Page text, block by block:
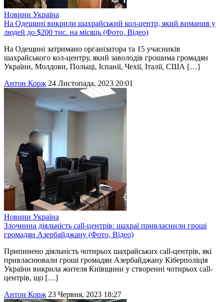
Новини Україна
На Одещині викрили шахрайський кол-центр, який виманив у
людей до $200 тис. на місяць (Фото, Відео)
На Одещині затримано організатора та 15 учасників
шахрайського кол-центру, який заволодів грошима громадян
України, Молдови, Польщі, Іспанії, Чехії, Італії, США […]
Антон Корж 24 Листопада, 2023 20:01
Новини Україна
Злочинна діяльність call-центрів: шахраї привласнили гроші
громадян Азербайджану (Фото, Відео)
Припинено діяльність чотирьох шахрайських call-центрів, які
привласнювали гроші громадян Азербайджану Кіберполіція
України викрила жителя Київщини у створенні чотирьох call-
центрів, що […]
Антон Корж 23 Червня, 2023 18:27